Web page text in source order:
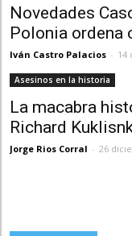
Novedades
Polonia ordena
Iván Castro Palacios - 14
Asesinos en la historia
La macabra
Richard
Jorge Rios Corral - 26